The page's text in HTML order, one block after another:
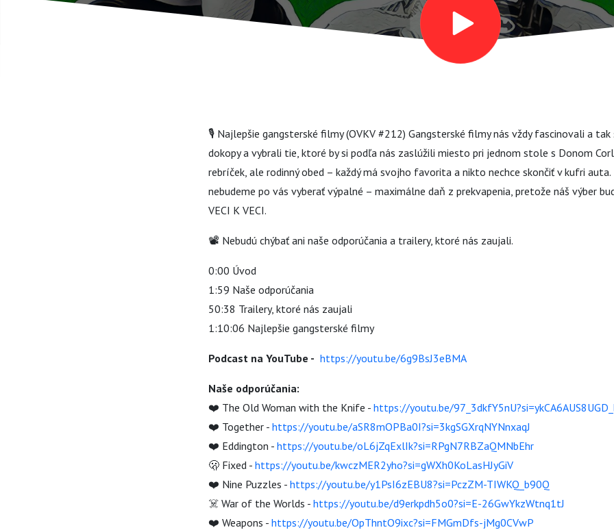
🎙️ Najlepšie gangsterské filmy (OVKV #212) Gangsterské filmy nás vždy fascinovali a
dokopy a vybrali tie, ktoré by si podľa nás zaslúžili miesto pri jednom stole s Donom
rebríček, ale rodinný obed – každý má svojho favorita a nikto nechce skončiť v kufri
nebudeme po vás vyberať výpalné – maximálne daň z prekvapenia, pretože náš výber
VECI K VECI.
📽️ Nebudú chýbať ani naše odporúčania a trailery, ktoré nás zaujali.
0:00 Úvod
1:59 Naše odporúčania
50:38 Trailery, ktoré nás zaujali
1:10:06 Najlepšie gangsterské filmy
Podcast na YouTube - https://youtu.be/6g9BsJ3eBMA
Naše odporúčania:
❤️ The Old Woman with the Knife - https://youtu.be/
❤️ Together - https://youtu.be/aSR8mOPBa0I?si=3kgSGXrqNYNnxaqJ
❤️ Eddington - https://youtu.be/oL6jZqExlIk?si=RPgN7RBZaQMNbEhr
🫢 Fixed - https://youtu.be/kwczMER2yho?si=gWXh0KoLasHJyGiV
❤️ Nine Puzzles - https://youtu.be/y1PsI6zEBU8?si=PczZM-TIWKQ_b90Q
☠️ War of the Worlds - https://youtu.be/d9erkpdh5o0?si=E-26GwYkzWtnq1tJ
❤️ Weapons - https://youtu.be/OpThntO9ixc?si=FMGmDfs-jMg0CVwP